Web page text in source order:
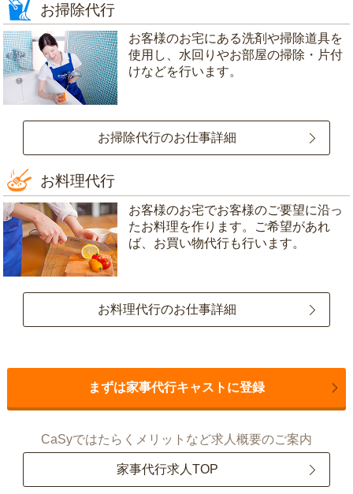
お掃除代行
お客様のお宅にある洗剤や掃除道具を
使用し、水回りやお部屋の掃除・片付
けなどを行います。
お掃除代行のお仕事詳細
お料理代行
お客様のお宅でお客様のご要望に沿っ
たお料理を作ります。ご希望があれ
ば、お買い物代行も行います。
お料理代行のお仕事詳細
まずは家事代行キャストに登録
CaSyではたらくメリットなど求人概要のご案内
家事代行求人TOP